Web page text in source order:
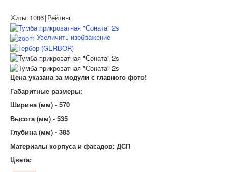
Хиты: 1086|Рейтинг:
Увеличить изображение
Цена указана за модули с главного фото!
Габаритные размеры:
Ширина (мм) - 570
Высота (мм) - 535
Глубина (мм) - 385
Материалы корпуса и фасадов: ДСП
Цвета: